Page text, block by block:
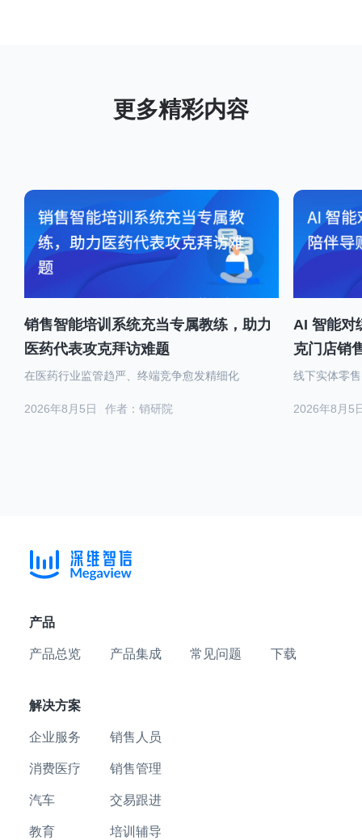
销售智能培训系统充当专属教练，助力
医药代表攻克拜访难题
作者：销研院
2026年8月5日
在医药行业监管趋严、终端竞争愈发精细化
AI 智能对
克门店销
2026年8月5
线下实体零
产品
产品总览 产品集成 常见问题 下载
解决方案
企业服务
消费医疗
汽车
教育
销售人员
销售管理
交易跟进
培训辅导